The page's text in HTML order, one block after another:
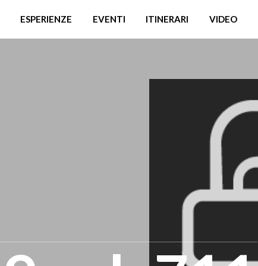
ESPERIENZE EVENTI ITINERARI VIDEO